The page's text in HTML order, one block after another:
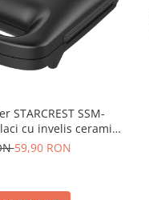
STARCREST SSM-
cu invelis ceramic
59,90 RON